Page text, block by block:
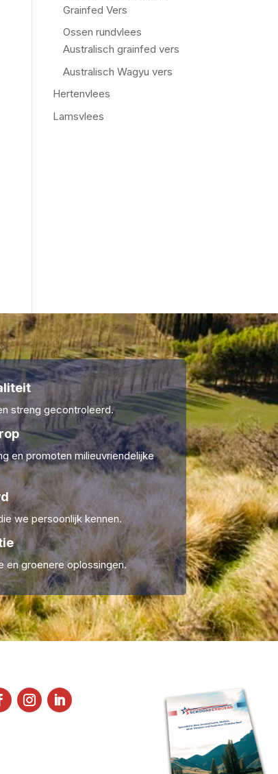
Grainfed Vers
Ossen rundvlees
Australisch grainfed vers
Australisch Wagyu vers
Hertenvlees
Lamsvlees
streng gecontroleerd.
en promoten milieuvriendelijke
we persoonlijk kennen.
en groenere oplossingen.